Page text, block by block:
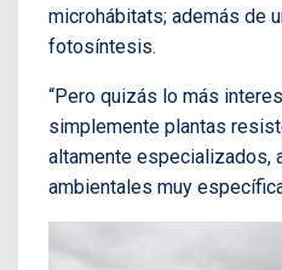
microhábitats; además de
fotosíntesis.
“Pero quizás lo más
simplemente plantas
altamente especializados,
ambientales muy